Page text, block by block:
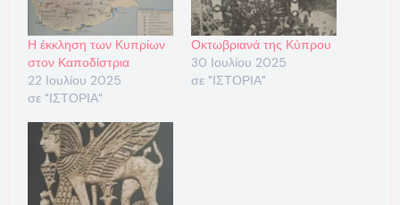
Η έκκληση των Κυπρίων
στον Καποδίστρια
22 Ιουλίου 2025
σε "ΙΣΤΟΡΙΑ"
Οκτωβριανά της Κύπρου
30 Ιουλίου 2025
σε "ΙΣΤΟΡΙΑ"